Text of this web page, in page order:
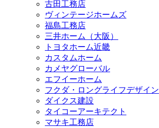
古田工務店
ヴィンテージホームズ
福島工務店
三井ホーム（大阪）
トヨタホーム近畿
カスタムホーム
カメヤグローバル
エフイーホーム
フクダ・ロングライフデザイン
ダイクス建設
タイコーアーキテクト
マサキ工務店